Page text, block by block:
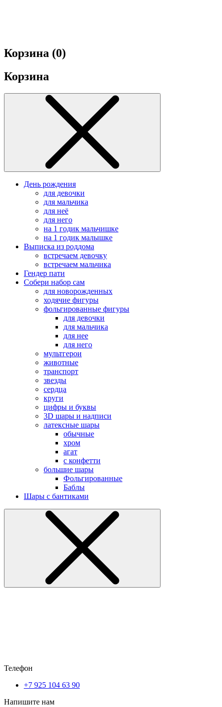
Корзина (0)
Корзина
День рождения
для девочки
для мальчика
для неё
для него
на 1 годик мальчишке
на 1 годик малышке
Выписка из роддома
встречаем девочку
встречаем мальчика
Гендер пати
Собери набор сам
для новорожденных
ходячие фигуры
фольгированные фигуры
для девочки
для мальчика
для нее
для него
мультгерои
животные
транспорт
звезды
сердца
круги
цифры и буквы
3D шары и надписи
латексные шары
обычные
хром
агат
с конфетти
большие шары
Фольгированные
Баблы
Шары с бантиками
Телефон
+7 925 104 63 90
Напишите нам